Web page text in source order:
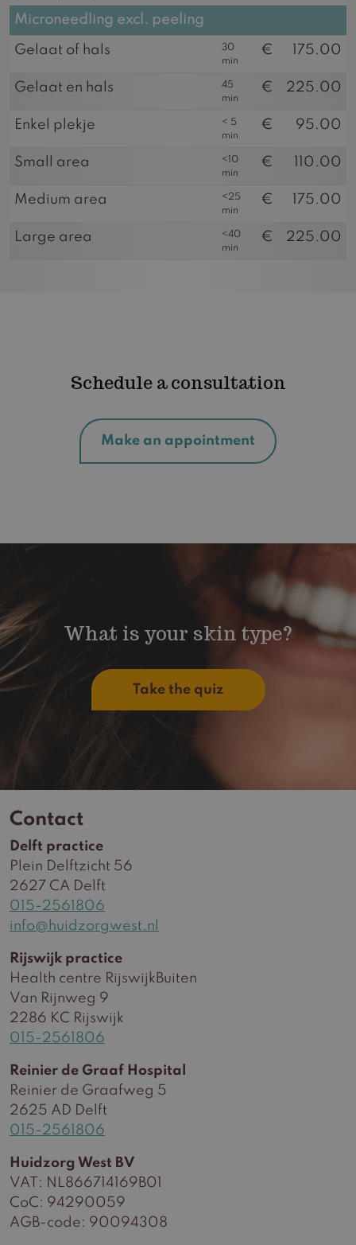
Microneedling excl. peeling
Gelaat of hals
30
min
€ 175.00
Gelaat en hals
45
min
€ 225.00
Enkel plekje
< 5
min
€ 95.00
Small area
<10
min
€ 110.00
Medium area
<25
min
€ 175.00
Large area
<40
min
€ 225.00
Schedule a consultation
Make an appointment
What is your skin type?
Take the quiz
Contact
Delft practice
Plein Delftzicht 56
2627 CA Delft
015-2561806
info@huidzorgwest.nl
Rijswijk practice
Health centre RijswijkBuiten
Van Rijnweg 9
2286 KC Rijswijk
015-2561806
Reinier de Graaf Hospital
Reinier de Graafweg 5
2625 AD Delft
015-2561806
Huidzorg West BV
VAT: NL866714169B01
CoC: 94290059
AGB-code: 90094308